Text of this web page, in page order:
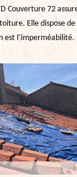
Couverture 72
Elle dispose
est l’imperméabilité.